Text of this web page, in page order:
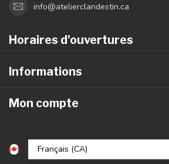
info@atelierclandestin.ca
Horaires d'ouvertures
Informations
Mon compte